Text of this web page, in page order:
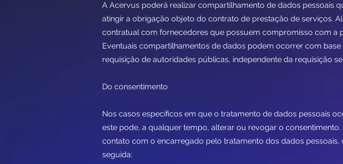
A Acervus poderá realizar compartilhamento de dados pessoais
atingir a obrigação objeto do contrato de prestação de serviços.
contratual com fornecedores que possuem compromisso com a
Eventuais compartilhamentos de dados podem ocorrer com
requisição de autoridades públicas, independente da requisição
Do consentimento
Nos casos específicos em que o tratamento de dados pessoais
este pode, a qualquer tempo, alterar ou revogar o
contato com o encarregado pelo tratamento dos dados
seguida: